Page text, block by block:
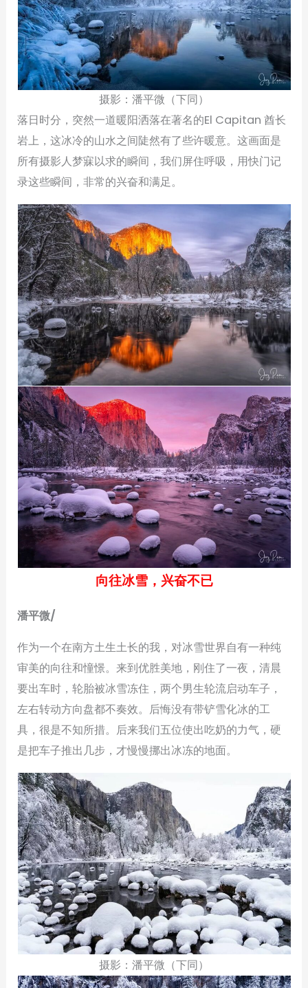
摄影：潘平微（下同）
落日时分，突然一道暖阳洒落在著名的El Capitan 酋长
岩上，这冰冷的山水之间陡然有了些许暖意。这画面是
所有摄影人梦寐以求的瞬间，我们屏住呼吸，用快门记
录这些瞬间，非常的兴奋和满足。
向往冰雪，兴奋不已
潘平微/
作为一个在南方土生土长的我，对冰雪世界自有一种纯
审美的向往和憧憬。来到优胜美地，刚住了一夜，清晨
要出车时，轮胎被冰雪冻住，两个男生轮流启动车子，
左右转动方向盘都不奏效。后悔没有带铲雪化冰的工
具，很是不知所措。后来我们五位使出吃奶的力气，硬
是把车子推出几步，才慢慢挪出冰冻的地面。
摄影：潘平微（下同）